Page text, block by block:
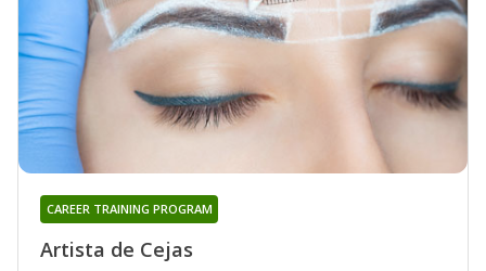
Artista de Cejas
CAREER TRAINING PROGRAM